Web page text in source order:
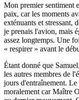
Mon premier sentiment
paix, car les moments
exténuants et stressant,
je prenais l'avion, mais
assez longtemps. Une
« respirer » avant le
Étant donné que
les autres membres de
jours d'entraînement. Le
moralement car Maître